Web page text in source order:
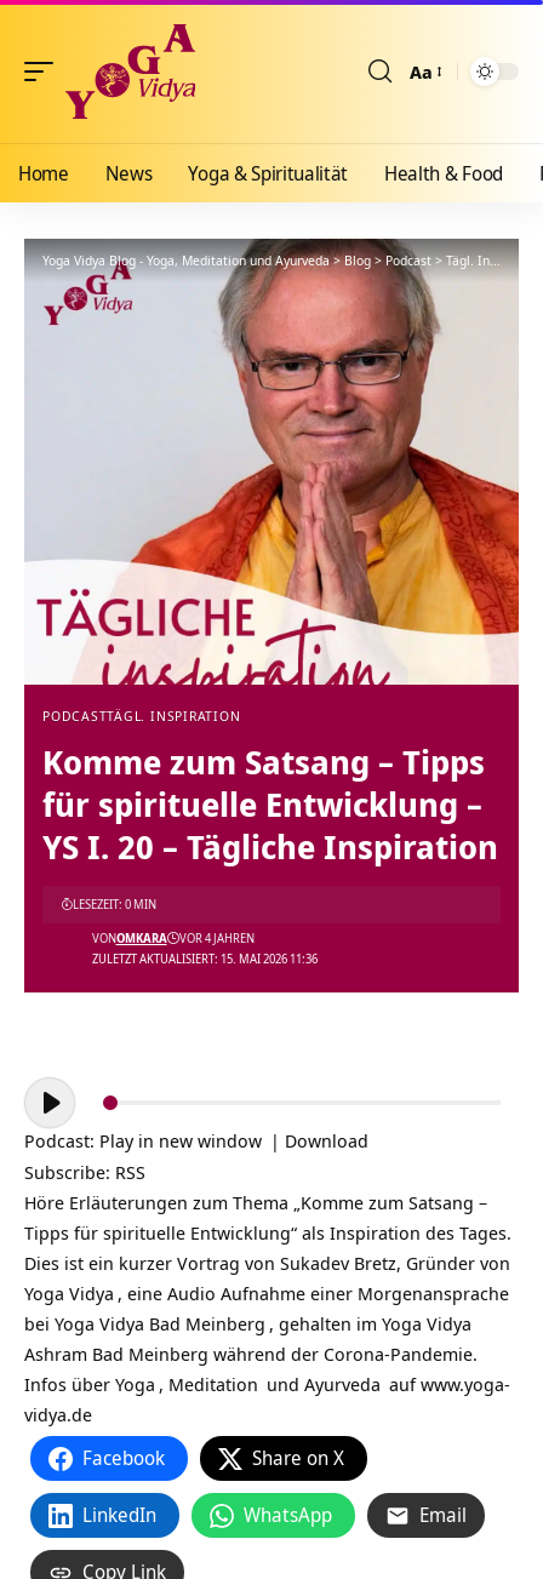
Aa
Home News Yoga & Spiritualität Health & Food
Yoga Vidya Blog - Yoga, Meditation und Ayurveda>Blog>Podcast>Tägl. Inspiration
PODCASTTÄGL. INSPIRATION
Komme zum Satsang – Tipps
für spirituelle Entwicklung –
YS I. 20 – Tägliche Inspiration
ZULETZT AKTUALISIERT: 15. MAI 2026 11:36
VONOMKARA VOR 4 JAHREN
LESEZEIT: 0 MIN
Audio-
Player
Podcast: Play in new window | Download
Subscribe: RSS
Höre Erläuterungen zum Thema „Komme zum Satsang –
Tipps für spirituelle Entwicklung“ als Inspiration des Tages.
Dies ist ein kurzer Vortrag von Sukadev Bretz, Gründer von
Yoga Vidya , eine Audio Aufnahme einer Morgenansprache
bei Yoga Vidya Bad Meinberg , gehalten im Yoga Vidya
Ashram Bad Meinberg während der Corona-Pandemie.
Infos über Yoga , Meditation und Ayurveda aufwww.yoga-
vidya.de
Facebook Share on X
LinkedIn WhatsApp Email
Copy Link